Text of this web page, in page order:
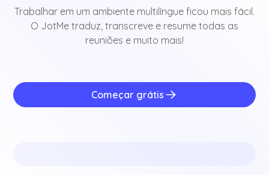
Trabalhar em um ambiente multilíngue ficou mais fácil.
O JotMe traduz, transcreve e resume todas as
reuniões e muito mais!
Começar grátis